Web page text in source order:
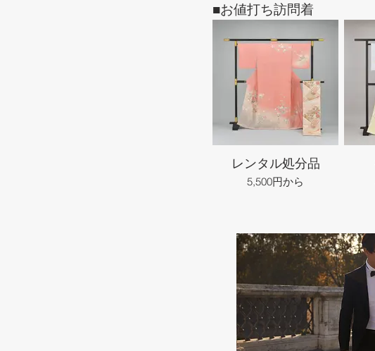
■お値打ち訪問着
レンタル処分品
5,500円から